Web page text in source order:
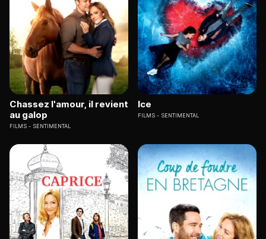
Chassez l'amour, il revient
au galop
FILMS SENTIMENTAL
Ice
FILMS SENTIMENTAL